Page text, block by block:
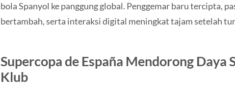
bola Spanyol ke panggung global. Penggemar baru tercipta,
bertambah, serta interaksi digital meningkat tajam setelah
Supercopa de España Mendorong Daya
Klub